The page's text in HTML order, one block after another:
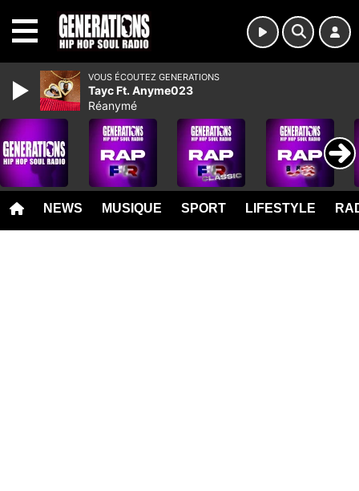
NEWS MUSIQUE SPORT LIFESTYLE
VOUS ÉCOUTEZ GENERATIONS
Tayc Ft. Anyme023
Réanymé